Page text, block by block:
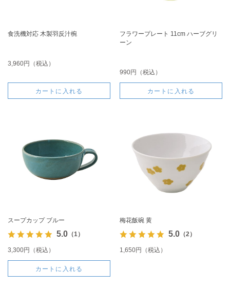
食洗機対応 木製羽反汁椀
3,960円（税込）
カートに入れる
フラワープレート 11cm ハーブグリ
ーン
990円（税込）
カートに入れる
スープカップ ブルー
5.0（1）
3,300円（税込）
カートに入れる
梅花飯碗 黄
5.0（2）
1,650円（税込）